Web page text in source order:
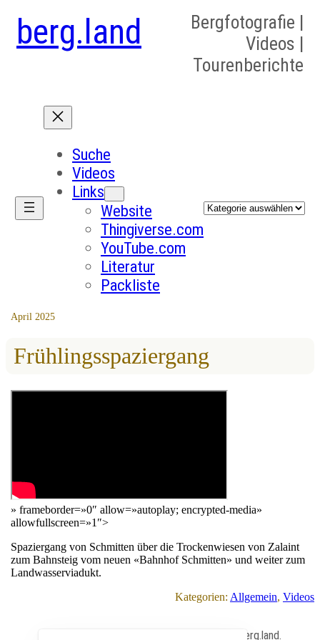
berg.land
Bergfotografie |
Videos |
Tourenberichte
Suche
Videos
Links
Website
Thingiverse.com
YouTube.com
Literatur
Packliste
Kategorien
April 2025
Frühlingsspaziergang
» frameborder=»0″ allow=»autoplay; encrypted-media»
allowfullscreen=»1″>
Spaziergang von Schmitten über die Trockenwiesen von Zalaint
zum Bahnsteig vom neuen «Bahnhof Schmitten» und weiter zum
Landwasserviadukt.
Kategorien: Allgemein, Videos
All Content Copyrighted ⓒ 2013 – 2026 by berg.land.